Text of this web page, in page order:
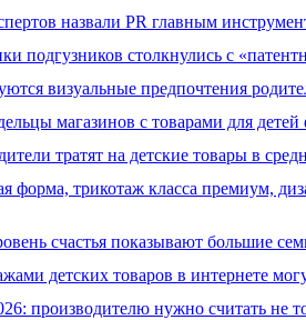
назвали PR главным
подгузников столкнулись с
визуальные предпочтения
магазинов с товарами для
тратят на детские товары в
форма, трикотаж класса премиум,
счастья показывают большие
детских товаров в интернете
производителю нужно считать не